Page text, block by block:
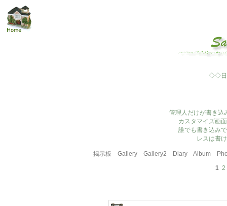
◇◇日
管理人だけが書き込
カスタマイズ画
誰でも書き込み
レスは書
掲示板 Gallery Gallery2 Diary Album
1 2